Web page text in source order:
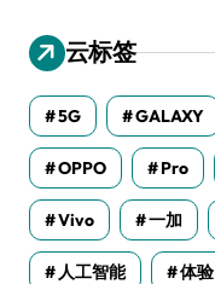
云标签
5G GALAXY
OPPO Pro
Vivo 一加
人工智能 体验